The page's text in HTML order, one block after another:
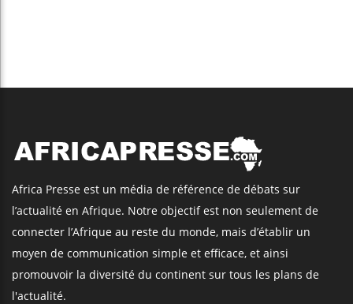
Africa Presse est un média de référence de débats sur
l’actualité en Afrique. Notre objectif est non seulement de
connecter l’Afrique au reste du monde, mais d’établir un
moyen de communication simple et efficace, et ainsi
promouvoir la diversité du continent sur tous les plans de
l'actualité.